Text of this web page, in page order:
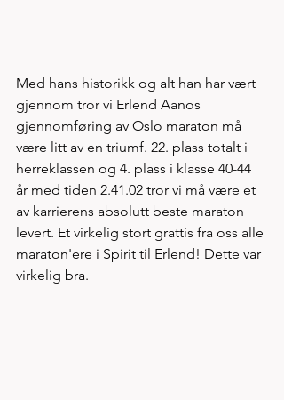
Med hans historikk og alt han har vært
gjennom tror vi Erlend Aanos
gjennomføring av Oslo maraton må
være litt av en triumf. 22. plass totalt i
herreklassen og 4. plass i klasse 40-44
år med tiden 2.41.02 tror vi må være et
av karrierens absolutt beste maraton
levert. Et virkelig stort grattis fra oss alle
maraton'ere i Spirit til Erlend! Dette var
virkelig bra.